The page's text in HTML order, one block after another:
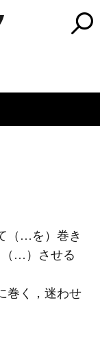
（…を）巻き
…）させる
巻く，迷わせ